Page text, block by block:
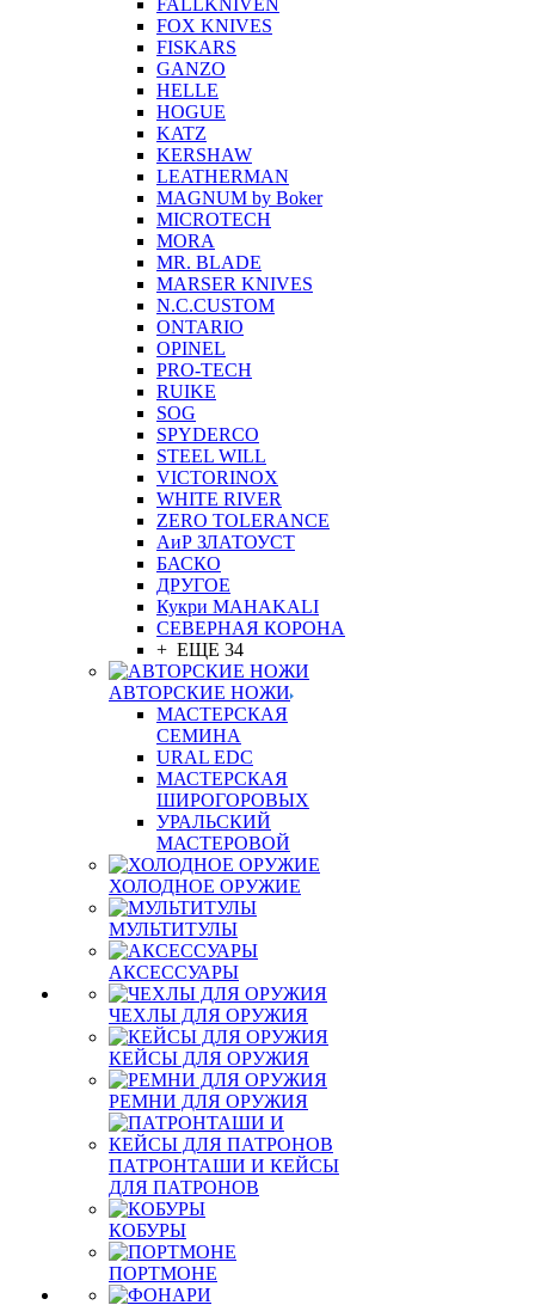
FALLKNIVEN
FOX KNIVES
FISKARS
GANZO
HELLE
HOGUE
KATZ
KERSHAW
LEATHERMAN
MAGNUM by Boker
MICROTECH
MORA
MR. BLADE
MARSER KNIVES
N.C.CUSTOM
ONTARIO
OPINEL
PRO-TECH
RUIKE
SOG
SPYDERCO
STEEL WILL
VICTORINOX
WHITE RIVER
ZERO TOLERANCE
АиР ЗЛАТОУСТ
БАСКО
ДРУГОЕ
Кукри MAHAKALI
СЕВЕРНАЯ КОРОНА
+ ЕЩЕ 34
АВТОРСКИЕ НОЖИ
МАСТЕРСКАЯ
СЕМИНА
URAL EDC
МАСТЕРСКАЯ
ШИРОГОРОВЫХ
УРАЛЬСКИЙ
МАСТЕРОВОЙ
ХОЛОДНОЕ ОРУЖИЕ
МУЛЬТИТУЛЫ
АКСЕССУАРЫ
ЧЕХЛЫ ДЛЯ ОРУЖИЯ
КЕЙСЫ ДЛЯ ОРУЖИЯ
РЕМНИ ДЛЯ ОРУЖИЯ
ПАТРОНТАШИ И КЕЙСЫ
ДЛЯ ПАТРОНОВ
КОБУРЫ
ПОРТМОНЕ